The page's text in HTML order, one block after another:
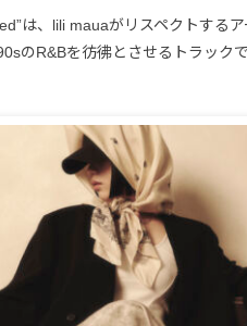
は、lili mauaがリスペクトする
のR&Bを彷彿とさせるトラック